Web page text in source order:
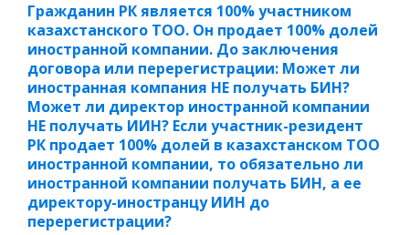
Гражданин РК является 100% участником
казахстанского ТОО. Он продает 100% долей
иностранной компании. До заключения
договора или перерегистрации: Может ли
иностранная компания НЕ получать БИН?
Может ли директор иностранной компании
НЕ получать ИИН? Если участник-резидент
РК продает 100% долей в казахстанском ТОО
иностранной компании, то обязательно ли
иностранной компании получать БИН, а ее
директору-иностранцу ИИН до
перерегистрации?